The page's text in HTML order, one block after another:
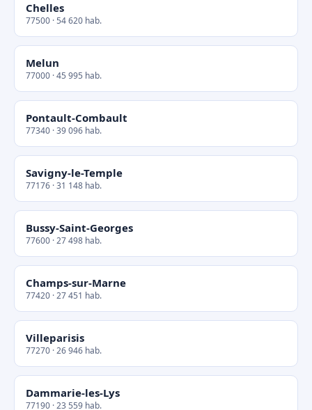
Chelles
77500 · 54 620 hab.
Melun
77000 · 45 995 hab.
Pontault-Combault
77340 · 39 096 hab.
Savigny-le-Temple
77176 · 31 148 hab.
Bussy-Saint-Georges
77600 · 27 498 hab.
Champs-sur-Marne
77420 · 27 451 hab.
Villeparisis
77270 · 26 946 hab.
Dammarie-les-Lys
77190 · 23 559 hab.